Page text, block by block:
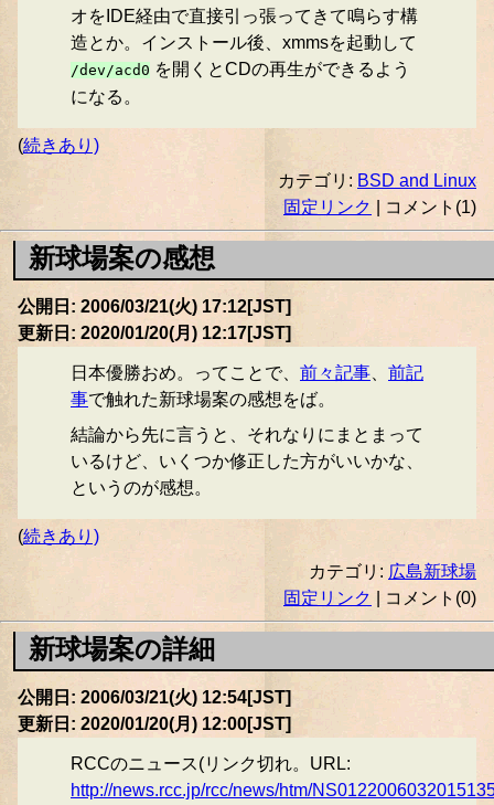
オをIDE経由で直接引っ張ってきて鳴らす構
造とか。インストール後、xmmsを起動して
/dev/acd0 を開くとCDの再生ができるよう
になる。
(続きあり)
カテゴリ: BSD and Linux
固定リンク
| コメント(1)
新球場案の感想
公開日: 2006/03/21(火) 17:12[JST]
更新日: 2020/01/20(月) 12:17[JST]
日本優勝おめ。ってことで、 前々記事
前記
事で触れた新球場案の感想をば。
結論から先に言うと、それなりにまとまって
いるけど、いくつか修正した方がいいかな、
というのが感想。
(続きあり)
カテゴリ: 広島新球場
固定リンク
| コメント(0)
新球場案の詳細
公開日: 2006/03/21(火) 12:54[JST]
更新日: 2020/01/20(月) 12:00[JST]
RCCのニュース(リンク切れ。URL:
http://news.rcc.jp/rcc/news/htm/